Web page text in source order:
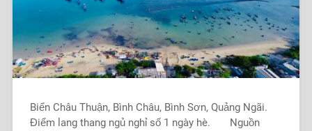
Biển Châu Thuận, Bình Châu, Bình Sơn, Quảng Ngãi.
Điểm lang thang ngủ nghỉ số 1 ngày hè. Nguồn